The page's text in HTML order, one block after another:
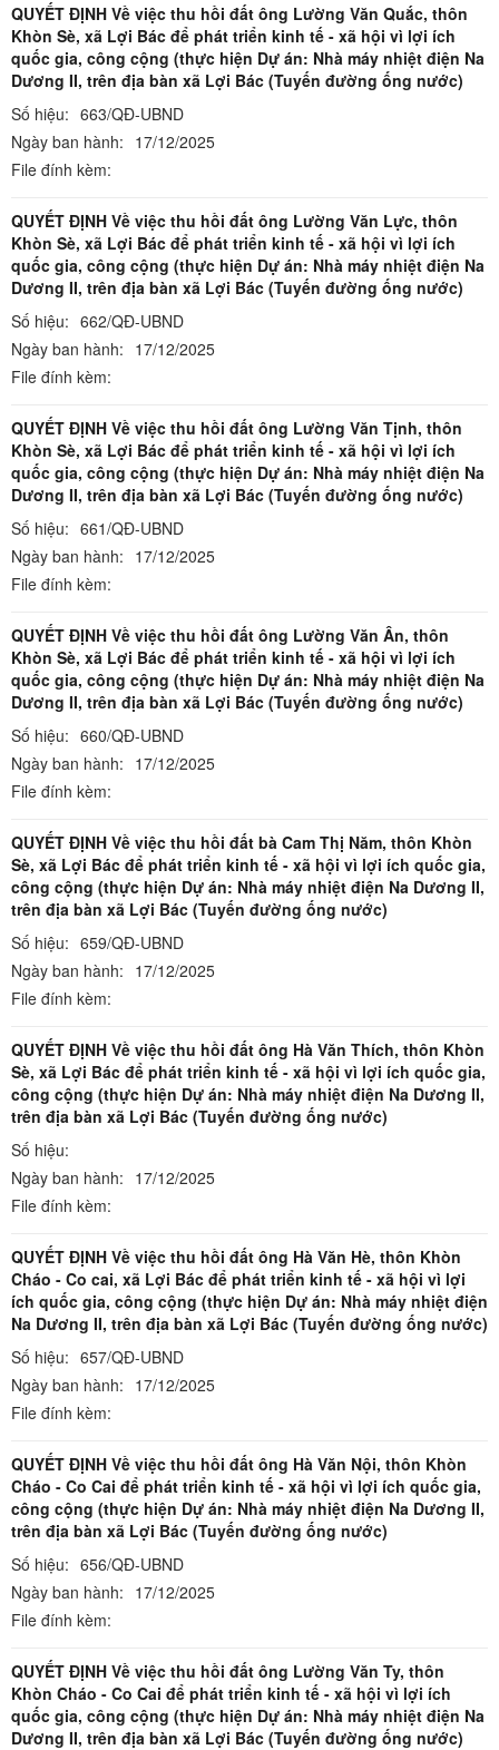
QUYẾT ĐỊNH Về việc thu hồi đất ông Lường Văn Quắc, thôn
Khòn Sè, xã Lợi Bác để phát triển kinh tế - xã hội vì lợi ích
quốc gia, công cộng (thực hiện Dự án: Nhà máy nhiệt điện Na
Dương II, trên địa bàn xã Lợi Bác (Tuyến đường ống nước)
Số hiệu: 663/QĐ-UBND
Ngày ban hành: 17/12/2025
File đính kèm:
QUYẾT ĐỊNH Về việc thu hồi đất ông Lường Văn Lực, thôn
Khòn Sè, xã Lợi Bác để phát triển kinh tế - xã hội vì lợi ích
quốc gia, công cộng (thực hiện Dự án: Nhà máy nhiệt điện Na
Dương II, trên địa bàn xã Lợi Bác (Tuyến đường ống nước)
Số hiệu: 662/QĐ-UBND
Ngày ban hành: 17/12/2025
File đính kèm:
QUYẾT ĐỊNH Về việc thu hồi đất ông Lường Văn Tịnh, thôn
Khòn Sè, xã Lợi Bác để phát triển kinh tế - xã hội vì lợi ích
quốc gia, công cộng (thực hiện Dự án: Nhà máy nhiệt điện Na
Dương II, trên địa bàn xã Lợi Bác (Tuyến đường ống nước)
Số hiệu: 661/QĐ-UBND
Ngày ban hành: 17/12/2025
File đính kèm:
QUYẾT ĐỊNH Về việc thu hồi đất ông Lường Văn Ân, thôn
Khòn Sè, xã Lợi Bác để phát triển kinh tế - xã hội vì lợi ích
quốc gia, công cộng (thực hiện Dự án: Nhà máy nhiệt điện Na
Dương II, trên địa bàn xã Lợi Bác (Tuyến đường ống nước)
Số hiệu: 660/QĐ-UBND
Ngày ban hành: 17/12/2025
File đính kèm:
QUYẾT ĐỊNH Về việc thu hồi đất bà Cam Thị Năm, thôn Khòn
Sè, xã Lợi Bác để phát triển kinh tế - xã hội vì lợi ích quốc gia,
công cộng (thực hiện Dự án: Nhà máy nhiệt điện Na Dương II,
trên địa bàn xã Lợi Bác (Tuyến đường ống nước)
Số hiệu: 659/QĐ-UBND
Ngày ban hành: 17/12/2025
File đính kèm:
QUYẾT ĐỊNH Về việc thu hồi đất ông Hà Văn Thích, thôn Khòn
Sè, xã Lợi Bác để phát triển kinh tế - xã hội vì lợi ích quốc gia,
công cộng (thực hiện Dự án: Nhà máy nhiệt điện Na Dương II,
trên địa bàn xã Lợi Bác (Tuyến đường ống nước)
Số hiệu:
Ngày ban hành: 17/12/2025
File đính kèm:
QUYẾT ĐỊNH Về việc thu hồi đất ông Hà Văn Hè, thôn Khòn
Cháo - Co cai, xã Lợi Bác để phát triển kinh tế - xã hội vì lợi
ích quốc gia, công cộng (thực hiện Dự án: Nhà máy nhiệt điện
Na Dương II, trên địa bàn xã Lợi Bác (Tuyến đường ống nước)
Số hiệu: 657/QĐ-UBND
Ngày ban hành: 17/12/2025
File đính kèm:
QUYẾT ĐỊNH Về việc thu hồi đất ông Hà Văn Nội, thôn Khòn
Cháo - Co Cai để phát triển kinh tế - xã hội vì lợi ích quốc gia,
công cộng (thực hiện Dự án: Nhà máy nhiệt điện Na Dương II,
trên địa bàn xã Lợi Bác (Tuyến đường ống nước)
Số hiệu: 656/QĐ-UBND
Ngày ban hành: 17/12/2025
File đính kèm:
QUYẾT ĐỊNH Về việc thu hồi đất ông Lường Văn Ty, thôn
Khòn Cháo - Co Cai để phát triển kinh tế - xã hội vì lợi ích
quốc gia, công cộng (thực hiện Dự án: Nhà máy nhiệt điện Na
Dương II, trên địa bàn xã Lợi Bác (Tuyến đường ống nước)